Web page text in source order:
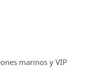
marinos y VIP